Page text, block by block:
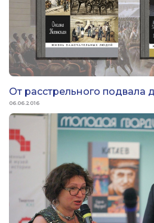
От расстрельного подвала
06.06.2016